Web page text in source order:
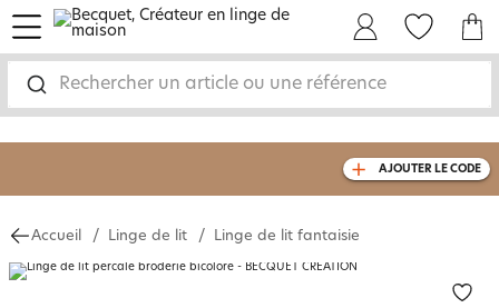
Rechercher un article ou une référence
menu
750826
AJOUTER LE CODE
Accueil Linge de lit Linge de lit fantaisie